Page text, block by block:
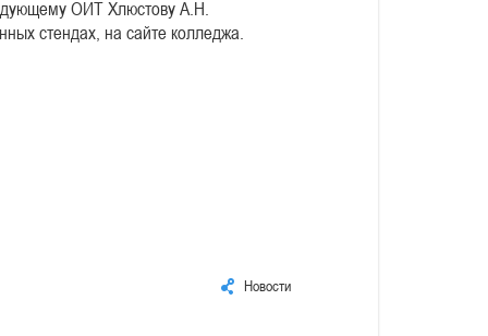
ОИТ Хлюстову А.Н.
стендах, на сайте колледжа.
Новости